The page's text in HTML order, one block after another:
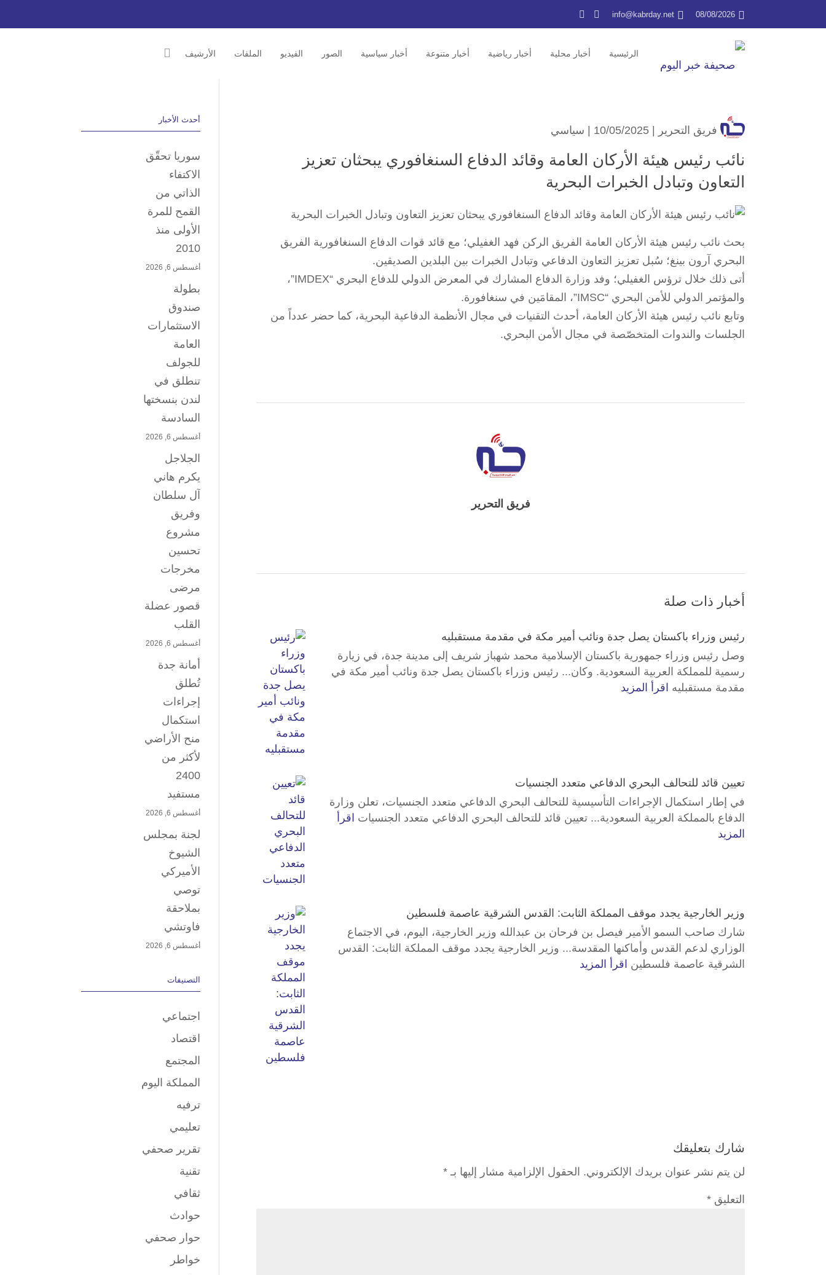
08/08/2026
info@kabrday.net
الرئيسية أخبار محلية أخبار رياضية أخبار متنوعة أخبار سياسية الصور الفيديو الملفات الأرشيف
فريق التحرير سياسي
نائب رئيس هيئة الأركان العامة وقائد الدفاع السنغافوري يبحثان تعزيز
التعاون وتبادل الخبرات البحرية
بحث نائب رئيس هيئة الأركان العامة الفريق الركن فهد الغفيلي؛ مع قائد قوات الدفاع السنغافورية الفريق
البحري آرون بينغ؛ سُبل تعزيز التعاون الدفاعي وتبادل الخبرات بين البلدين الصديقين.
أتى ذلك خلال ترؤس الغفيلي؛ وفد وزارة الدفاع المشارك في المعرض الدولي للدفاع البحري “IMDEX”،
والمؤتمر الدولي للأمن البحري “IMSC”، المقامَين في سنغافورة.
وتابع نائب رئيس هيئة الأركان العامة، أحدث التقنيات في مجال الأنظمة الدفاعية البحرية، كما حضر عدداً من
الجلسات والندوات المتخصّصة في مجال الأمن البحري.
فريق التحرير
أخبار ذات صلة
رئيس وزراء باكستان يصل جدة ونائب أمير مكة في مقدمة مستقبليه
وصل رئيس وزراء جمهورية باكستان الإسلامية محمد شهباز شريف إلى مدينة جدة، في زيارة
رسمية للمملكة العربية السعودية. وكان... رئيس وزراء باكستان يصل جدة ونائب أمير مكة في
مقدمة مستقبليه اقرأ المزيد
تعيين قائد للتحالف البحري الدفاعي متعدد الجنسيات
في إطار استكمال الإجراءات التأسيسية للتحالف البحري الدفاعي متعدد الجنسيات، تعلن وزارة
الدفاع بالمملكة العربية السعودية... تعيين قائد للتحالف البحري الدفاعي متعدد الجنسيات اقرأ
المزيد
وزير الخارجية يجدد موقف المملكة الثابت: القدس الشرقية عاصمة فلسطين
شارك صاحب السمو الأمير فيصل بن فرحان بن عبدالله وزير الخارجية، اليوم، في الاجتماع
الوزاري لدعم القدس وأماكنها المقدسة... وزير الخارجية يجدد موقف المملكة الثابت: القدس
الشرقية عاصمة فلسطين اقرأ المزيد
شارك بتعليقك
لن يتم نشر عنوان بريدك الإلكتروني. الحقول الإلزامية مشار إليها بـ *
التعليق *
أحدث الأخبار
سوريا تحقّق
الاكتفاء
الذاتي من
القمح للمرة
الأولى منذ
2010
أغسطس 6, 2026
بطولة
صندوق
الاستثمارات
العامة
للجولف
تنطلق في
لندن بنسختها
السادسة
أغسطس 6, 2026
الجلاجل
يكرم هاني
آل سلطان
وفريق
مشروع
تحسين
مخرجات
مرضى
قصور عضلة
القلب
أغسطس 6, 2026
أمانة جدة
تُطلق
إجراءات
استكمال
منح الأراضي
لأكثر من
2400
مستفيد
أغسطس 6, 2026
لجنة بمجلس
الشيوخ
الأميركي
توصي
بملاحقة
فاوتشي
أغسطس 6, 2026
التصنيفات
اجتماعي
اقتصاد
المجتمع
المملكة اليوم
ترفيه
تعليمي
تقرير صحفي
تقنية
ثقافي
حوادث
حوار صحفي
خواطر